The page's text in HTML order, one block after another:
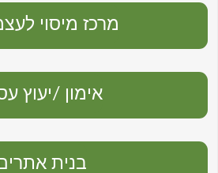
מרכז מיסוי
אימון /יעוץ
בנית